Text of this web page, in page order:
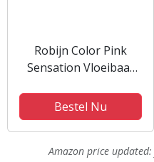
Robijn Color Pink
Sensation Vloeibaar
gekleurde en bonte
was, houdt kleuren
lang mooi - 8 x 14
wasbeurten -
Bestel Nu
Amazon price updated: